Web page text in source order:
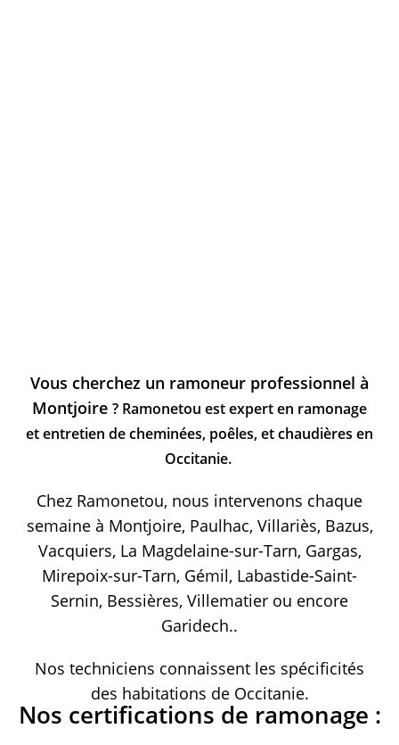
Vous cherchez un ramoneur professionnel à
Montjoire ? Ramonetou est expert en ramonage
et entretien de cheminées, poêles, et chaudières en
Occitanie.
Chez Ramonetou, nous intervenons chaque
semaine à Montjoire, Paulhac, Villariès, Bazus,
Vacquiers, La Magdelaine-sur-Tarn, Gargas,
Mirepoix-sur-Tarn, Gémil, Labastide-Saint-
Sernin, Bessières, Villematier ou encore
Garidech..
Nos techniciens connaissent les spécificités
des habitations de Occitanie.
Nos certifications de ramonage :